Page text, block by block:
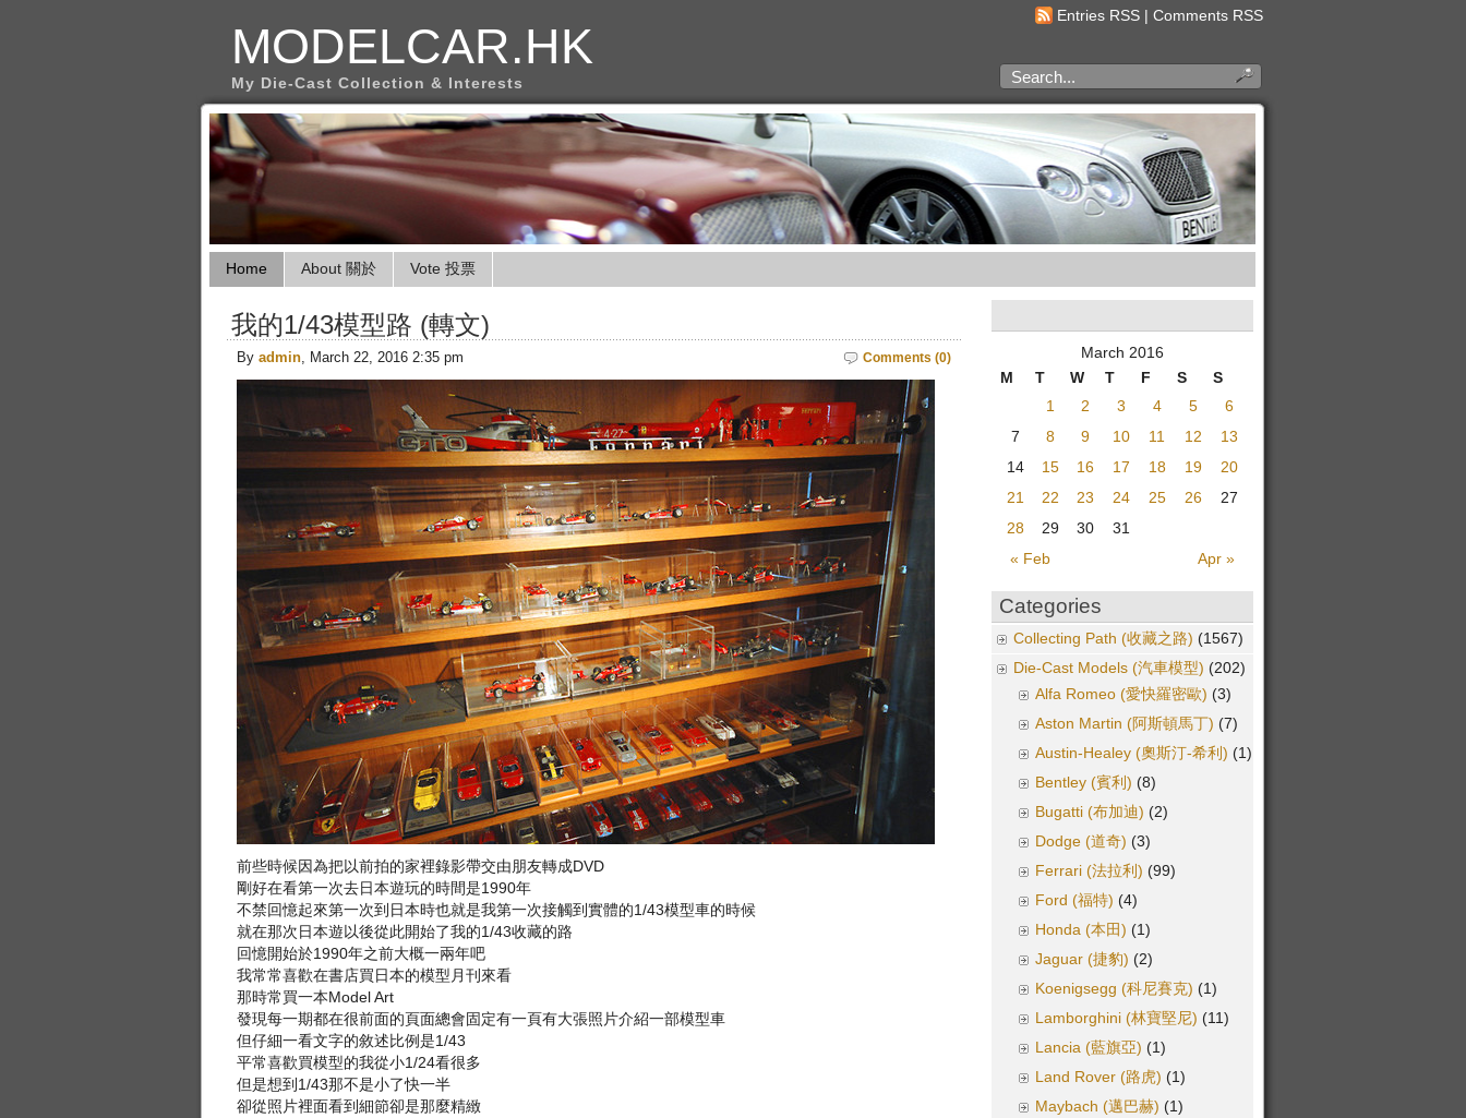
Entries RSS | Comments RSS
MODELCAR.HK
My Die-Cast Collection & Interests
Home About 關於 Vote 投票
我的1/43模型路 (轉文)
Comments (0)
By admin, March 22, 2016 2:35 pm
前些時候因為把以前拍的家裡錄影帶交由朋友轉成DVD
剛好在看第一次去日本遊玩的時間是1990年
不禁回憶起來第一次到日本時也就是我第一次接觸到實體的1/43模型車的時候
就在那次日本遊以後從此開始了我的1/43收藏的路
回憶開始於1990年之前大概一兩年吧
我常常喜歡在書店買日本的模型月刊來看
那時常買一本Model Art
發現每一期都在很前面的頁面總會固定有一頁有大張照片介紹一部模型車
但仔細一看文字的敘述比例是1/43
平常喜歡買模型的我從小1/24看很多
但是想到1/43那不是小了快一半
卻從照片裡面看到細節卻是那麼精緻
March 2016
M
T W T F S S
« Feb Apr »
1 2 3 4 5
6
7
8 9 10 11 12
13
14
15 16 17 18 19
20
21
22 23 24 25 26
27
28
29 30 31
Categories
Collecting Path (收藏之路) (1567)
Die-Cast Models (汽車模型) (202)
Alfa Romeo (愛快羅密歐) (3)
Aston Martin (阿斯頓馬丁) (7)
Austin-Healey (奧斯汀-希利) (1)
Bentley (賓利) (8)
Bugatti (布加迪) (2)
Dodge (道奇) (3)
Ferrari (法拉利) (99)
Ford (福特) (4)
Honda (本田) (1)
Jaguar (捷豹) (2)
Koenigsegg (科尼賽克) (1)
Lamborghini (林寶堅尼) (11)
Lancia (藍旗亞) (1)
Land Rover (路虎) (1)
Maybach (邁巴赫) (1)